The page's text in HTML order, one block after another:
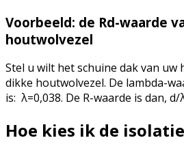
Voorbeeld: de Rd-waarde
houtwolvezel
Stel u wilt het schuine dak van uw
dikke houtwolvezel. De lambda-
is: λ=0,038. De R-waarde is dan,
Hoe kies ik de